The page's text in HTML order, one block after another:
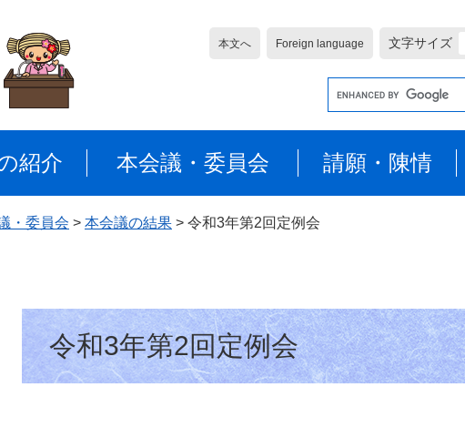
本文へ Foreign language 文字サイズ
G
o
o
g
l
e
検
索
紹介 本会議・委員会 請願・陳情
・委員会 > 本会議の結果 > 令和3年第2回定例会
文
令和3年第2回定例会